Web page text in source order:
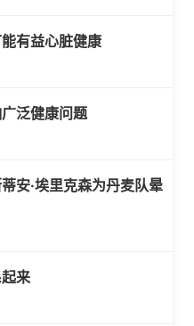
有益心脏健康
泛健康问题
安·埃里克森为丹麦队晕
来